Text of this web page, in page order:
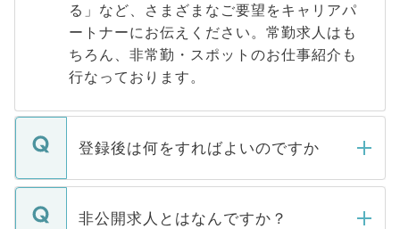
る」など、さまざまなご要望をキャリアパ
ートナーにお伝えください。常勤求人はも
ちろん、非常勤・スポットのお仕事紹介も
行なっております。
登録後は何をすればよいのですか
ご登録いただきましたら、弊社担当者がご
登録内容を確認し、その後メールもしくは
非公開求人とはなんですか？